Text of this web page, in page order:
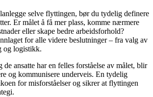
selve flyttingen, bør du tydelig definere
Er målet å få mer plass, komme nærmere
eller skape bedre arbeidsforhold?
for alle videre beslutninger – fra valg av
og logistikk.
de ansatte har en felles forståelse av målet, blir
og kommunisere underveis. En tydelig
for misforståelser og sikrer at flyttingen